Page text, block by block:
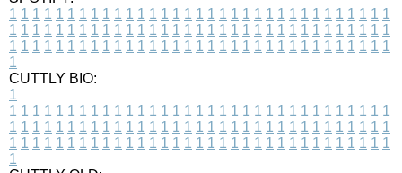
1 1 1 1 1 1 1 1 1 1 1 1 1 1 1 1 1 1 1 1 1 1 1 1 1 1 1 1 1 1 1 1 1
1 1 1 1 1 1 1 1 1 1 1 1 1 1 1 1 1 1 1 1 1 1 1 1 1 1 1 1 1 1 1 1 1
1 1 1 1 1 1 1 1 1 1 1 1 1 1 1 1 1 1 1 1 1 1 1 1 1 1 1 1 1 1 1 1 1
1
CUTTLY BIO:
1
1 1 1 1 1 1 1 1 1 1 1 1 1 1 1 1 1 1 1 1 1 1 1 1 1 1 1 1 1 1 1 1 1
1 1 1 1 1 1 1 1 1 1 1 1 1 1 1 1 1 1 1 1 1 1 1 1 1 1 1 1 1 1 1 1 1
1 1 1 1 1 1 1 1 1 1 1 1 1 1 1 1 1 1 1 1 1 1 1 1 1 1 1 1 1 1 1 1 1
1